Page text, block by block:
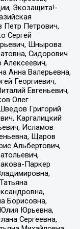
Экозащита!-
Петр Петрович,
Сергей
Шнырова
Сидорович
Алексеевич,
Анна Валерьевна,
Георгиевич,
Евгеньевич,
Олег
Григорий
Каргалицкий
Исламов
Щаров
Альбертович,
Паркер
Борисовна,
Юрьевна,
Сергеевна,